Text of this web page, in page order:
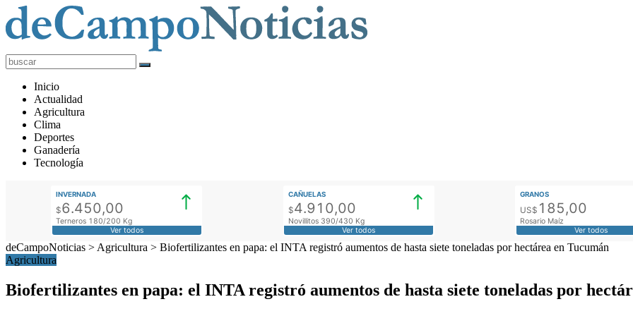
deCampoNoticias
Actualidad
Agropecuaria
Inicio
Actualidad
Agricultura
Clima
Deportes
Ganadería
Tecnología
INVERNADA
$6.450,00
Terneros 180/200 Kg
Ver todos
CAÑUELAS
$4.910,00
Novillitos 390/430 Kg
Ver todos
GRANOS
US$ 185,00
Rosario Maíz
Ver todos
deCampoNoticias > Agricultura > Biofertilizantes en papa: el INTA registró aumentos de hasta siete toneladas por hectárea en Tucumán
Agricultura
Biofertilizantes en papa: el INTA registró aumentos de hasta siete toneladas por